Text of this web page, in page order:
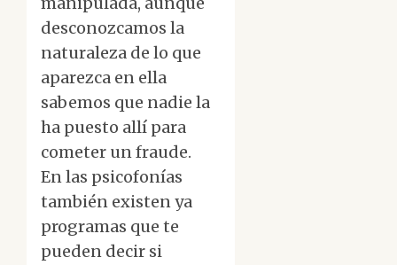
desconozcamos la
naturaleza de lo que
aparezca en ella
sabemos que nadie la
ha puesto allí para
cometer un fraude.
En las psicofonías
también existen ya
programas que te
pueden decir si